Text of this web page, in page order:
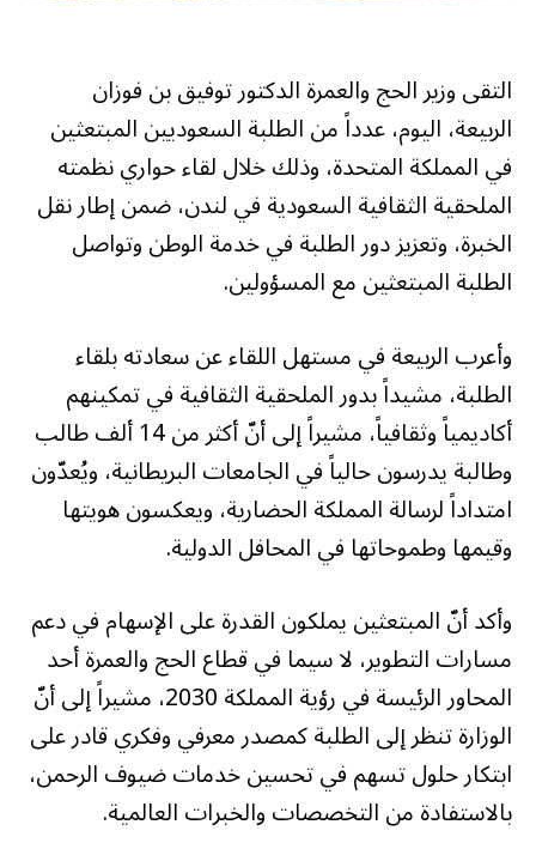
التقى وزير الحج والعمرة الدكتور توفيق بن فوزان
الربيعة، اليوم، عدداً من الطلبة السعوديين المبتعثين
في المملكة المتحدة، وذلك خلال لقاء حواري نظمته
الملحقية الثقافية السعودية في لندن، ضمن إطار نقل
الخبرة، وتعزيز دور الطلبة في خدمة الوطن وتواصل
الطلبة المبتعثين مع المسؤولين.
وأعرب الربيعة في مستهل اللقاء عن سعادته بلقاء
الطلبة، مشيداً بدور الملحقية الثقافية في تمكينهم
أكاديمياً وثقافياً، مشيراً إلى أنّ أكثر من 14 ألف طالب
وطالبة يدرسون حالياً في الجامعات البريطانية، ويُعدّون
امتداداً لرسالة المملكة الحضارية، ويعكسون هويتها
وقيمها وطموحاتها في المحافل الدولية.
وأكد أنّ المبتعثين يملكون القدرة على الإسهام في دعم
مسارات التطوير، لا سيما في قطاع الحج والعمرة أحد
المحاور الرئيسة في رؤية المملكة 2030، مشيراً إلى أنّ
الوزارة تنظر إلى الطلبة كمصدر معرفي وفكري قادر على
ابتكار حلول تسهم في تحسين خدمات ضيوف الرحمن،
بالاستفادة من التخصصات والخبرات العالمية.